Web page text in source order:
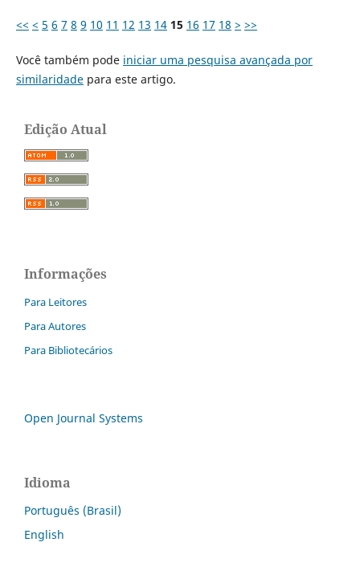
<< < 5 6 7 8 9 10 11 12 13 14 15 16 17 18 > >>
Você também pode iniciar uma pesquisa avançada por
similaridadepara este artigo.
Edição Atual
Informações
Para Leitores
Para Autores
Para Bibliotecários
Open Journal Systems
Idioma
Português (Brasil)
English